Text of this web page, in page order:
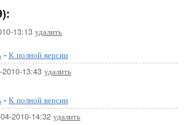
13:13 удалить
- К полной версии
2010-13:43 удалить
- К полной версии
2010-14:32 удалить